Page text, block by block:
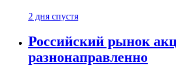
2 дня спустя
Российский рынок
разнонаправленно